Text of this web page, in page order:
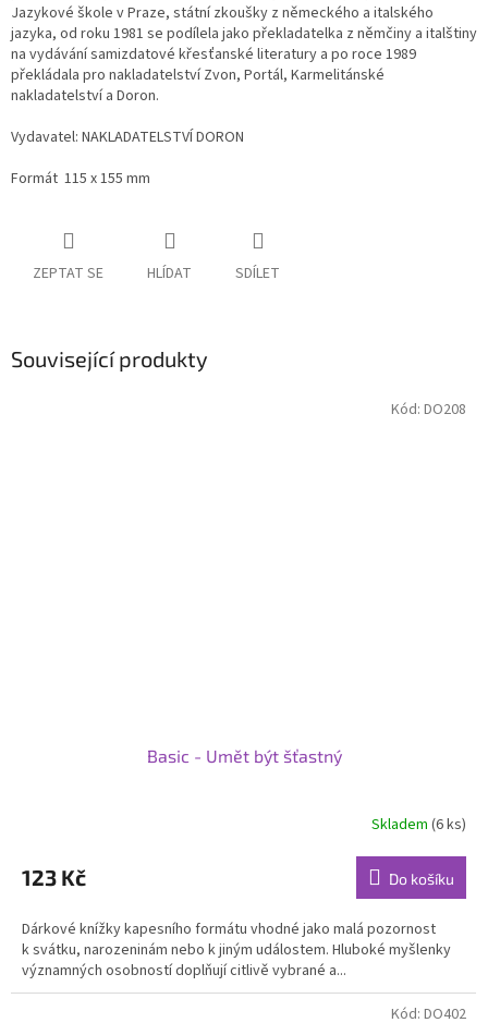
Jazykové škole v Praze, státní zkoušky z německého a italského
jazyka, od roku 1981 se podílela jako překladatelka z němčiny a italštiny
na vydávání samizdatové křesťanské literatury a po roce 1989
překládala pro nakladatelství Zvon, Portál, Karmelitánské
nakladatelství a Doron.
Vydavatel: NAKLADATELSTVÍ DORON
Formát 115 x 155 mm
ZEPTAT SE HLÍDAT SDÍLET
Související produkty
Basic - Umět být šťastný
Skladem (6 ks)
123 Kč Do košíku
Dárkové knížky kapesního formátu vhodné jako malá pozornost
k svátku, narozeninám nebo k jiným událostem. Hluboké myšlenky
významných osobností doplňují citlivě vybrané a...
Kód: DO208
Kód: DO402